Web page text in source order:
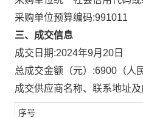
采购单位预算编码:991011
三、成交信息
成交日期:2024年9月20日
总成交金额（元）:6900 （人
成交供应商名称、联系地址
序号